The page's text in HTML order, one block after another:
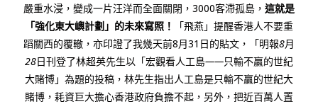
嚴重水浸，變成一片汪洋而全面關閉，3000客滯孤島， 這就是
「強化東大嶼計劃」的未來寫照！
「飛燕」提醒香港人不要重
蹈關西的覆轍，亦印證了我幾天前8月31日的貼文，「明報8月
28日刊登了林超英先生以「宏觀看人工島——只輸不贏的世紀
大賭博」為題的投稿，林先生指出人工島是只輸不贏的世紀大
賭博，耗資巨大擔心香港政府負擔不起，另外，把近百萬人置